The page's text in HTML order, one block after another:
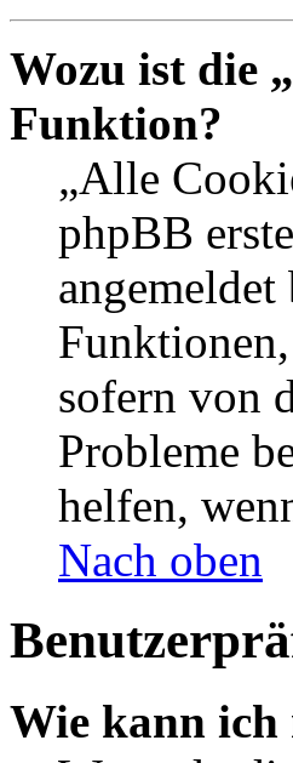
Wozu ist die
Funktion?
„Alle
phpBB
sofern von
Probleme
helfen,
Nach oben
Wie kann ich